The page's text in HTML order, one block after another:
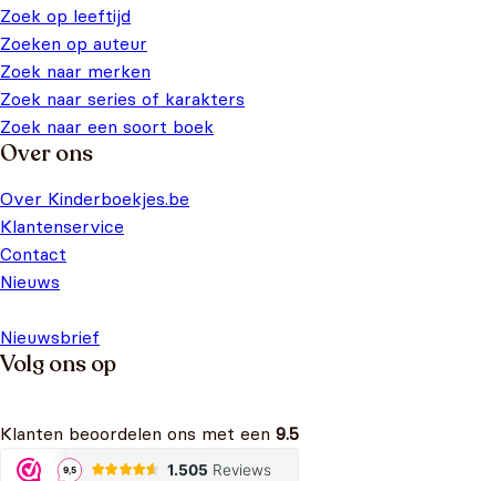
Zoek op leeftijd
Zoeken op auteur
Zoek naar merken
Zoek naar series of karakters
Zoek naar een soort boek
Over ons
Over Kinderboekjes.be
Klantenservice
Contact
Nieuws
Nieuwsbrief
Volg ons op
Klanten beoordelen ons met een 9.5